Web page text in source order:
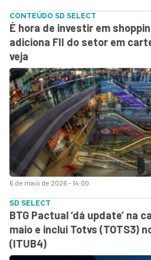
6 de maio de 2026 - 14:00
CONTEÚDO SD SELECT
É hora de investir em
adiciona FII do setor em
veja
SD SELECT
BTG Pactual ‘dá update’ na
maio e inclui Totvs (TOTS3)
(ITUB4)